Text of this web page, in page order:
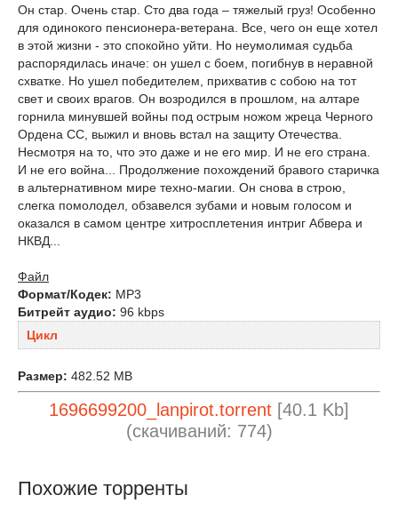
Он стар. Очень стар. Сто два года – тяжелый груз! Особенно
для одинокого пенсионера-ветерана. Все, чего он еще хотел
в этой жизни - это спокойно уйти. Но неумолимая судьба
распорядилась иначе: он ушел с боем, погибнув в неравной
схватке. Но ушел победителем, прихватив с собою на тот
свет и своих врагов. Он возродился в прошлом, на алтаре
горнила минувшей войны под острым ножом жреца Черного
Ордена СС, выжил и вновь встал на защиту Отечества.
Несмотря на то, что это даже и не его мир. И не его страна.
И не его война... Продолжение похождений бравого старичка
в альтернативном мире техно-магии. Он снова в строю,
слегка помолодел, обзавелся зубами и новым голосом и
оказался в самом центре хитросплетения интриг Абвера и
НКВД...
Файл
Формат/Кодек: МР3
Битрейт аудио: 96 kbps
Цикл
Размер: 482.52 MB
1696699200_lanpirot.torrent [40.1 Kb]
(cкачиваний: 774)
Похожие торренты